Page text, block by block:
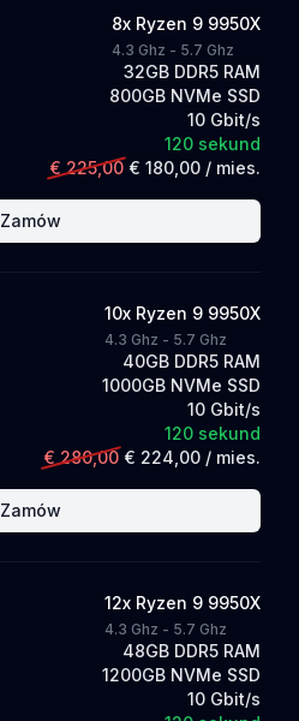
8x Ryzen 9 9950X
4.3 Ghz - 5.7 Ghz
32GB DDR5 RAM
800GB NVMe SSD
10 Gbit/s
120 sekund
€ 225,00 € 180,00 / mies.
Zamów
10x Ryzen 9 9950X
4.3 Ghz - 5.7 Ghz
40GB DDR5 RAM
1000GB NVMe SSD
10 Gbit/s
120 sekund
€ 280,00 € 224,00 / mies.
Zamów
12x Ryzen 9 9950X
4.3 Ghz - 5.7 Ghz
48GB DDR5 RAM
1200GB NVMe SSD
10 Gbit/s